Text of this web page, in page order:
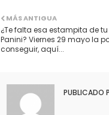
MÁS ANTIGUA
¿Te falta esa estampita de
Panini? Viernes 29 mayo la
conseguir, aquí...
PUBLICADO